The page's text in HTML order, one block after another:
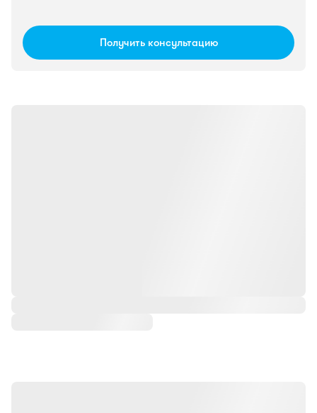
Получить консультацию